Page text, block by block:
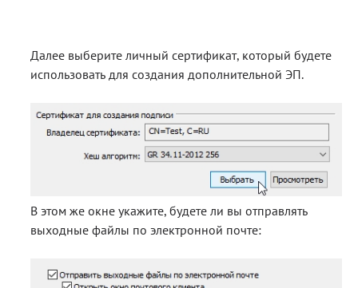
Далее выберите личный сертификат, который будете
использовать для создания дополнительной ЭП.
В этом же окне укажите, будете ли вы отправлять
выходные файлы по электронной почте: